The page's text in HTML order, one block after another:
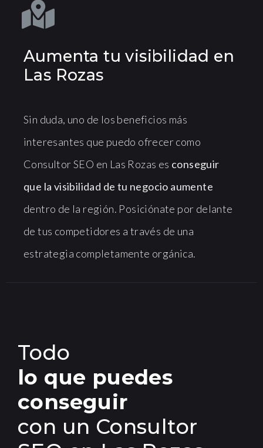
Aumenta tu visibilidad en
Las Rozas
Sin duda, uno de los beneficios más
interesantes que puedo ofrecer como
Consultor SEO en Las Rozas es conseguir
que la visibilidad de tu negocio aumente
dentro de la región. Posiciónate por delante
de tus competidores a través de una
estrategia completamente orgánica.
Todo
lo que puedes
conseguir
con un Consultor